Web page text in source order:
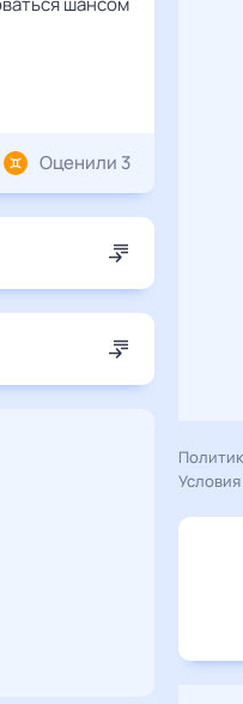
Оценили 3